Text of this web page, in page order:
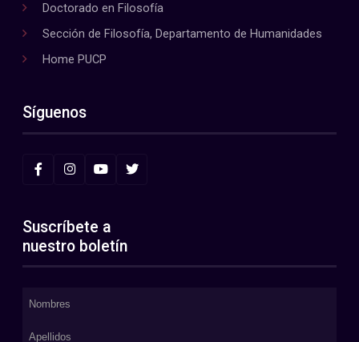
Doctorado en Filosofía
Sección de Filosofía, Departamento de Humanidades
Home PUCP
Síguenos
Suscríbete a
nuestro boletín